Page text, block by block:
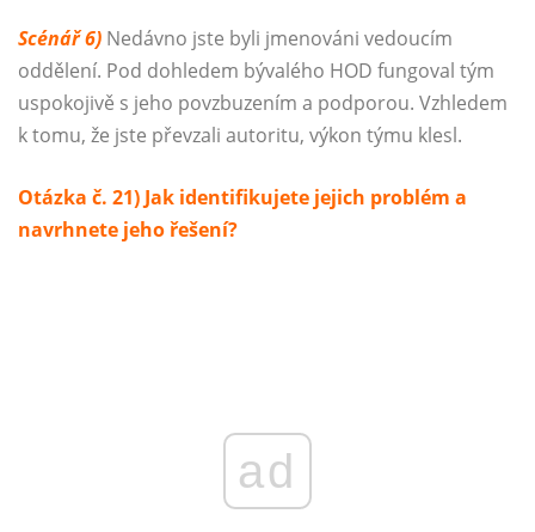
Scénář 6) Nedávno jste byli jmenováni vedoucím
oddělení. Pod dohledem bývalého HOD fungoval tým
uspokojivě s jeho povzbuzením a podporou. Vzhledem
k tomu, že jste převzali autoritu, výkon týmu klesl.
Otázka č. 21) Jak identifikujete jejich problém a
navrhnete jeho řešení?
ad